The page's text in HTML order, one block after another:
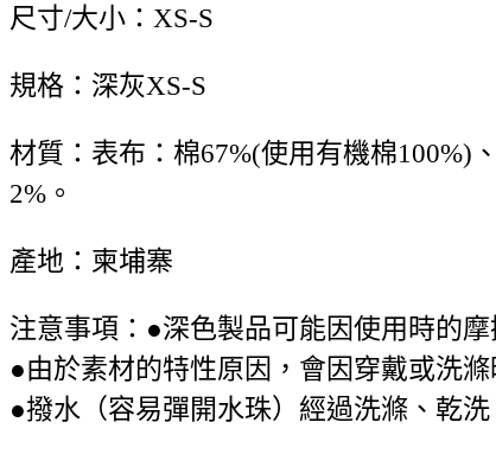
尺寸/大小：XS-S
規格：深灰XS-S
材質：表布：棉67%(使用有機棉100%)
2%。
產地：柬埔寨
注意事項：●深色製品可能因使用時的
●由於素材的特性原因，會因穿戴或洗
●撥水（容易彈開水珠）經過洗滌、乾